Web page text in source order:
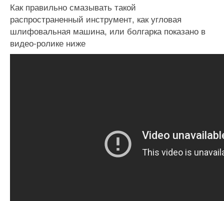
Как правильно смазывать такой
распространенный инструмент, как угловая
шлифовальная машина, или болгарка показано в
видео-ролике ниже